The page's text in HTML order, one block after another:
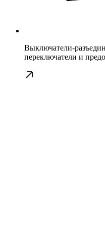
Выключатели-
переключатели и